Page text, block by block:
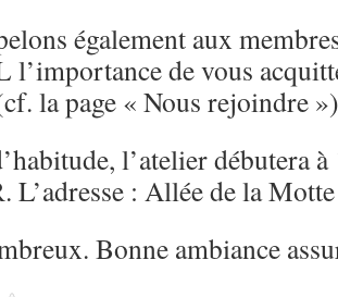
également aux
l’importance de vous
la page « Nous rejoindre
l’atelier débutera
L’adresse : Allée de la
Bonne ambiance